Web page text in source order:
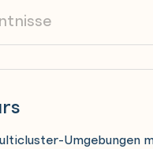
Umgebungen